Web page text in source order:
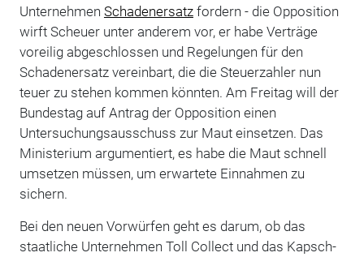
Unternehmen Schadenersatzfordern - die Opposition
wirft Scheuer unter anderem vor, er habe Verträge
voreilig abgeschlossen und Regelungen für den
Schadenersatz vereinbart, die die Steuerzahler nun
teuer zu stehen kommen könnten. Am Freitag will der
Bundestag auf Antrag der Opposition einen
Untersuchungsausschuss zur Maut einsetzen. Das
Ministerium argumentiert, es habe die Maut schnell
umsetzen müssen, um erwartete Einnahmen zu
sichern.
Bei den neuen Vorwürfen geht es darum, ob das
staatliche Unternehmen Toll Collect und das Kapsch-